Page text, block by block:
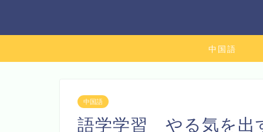
中国語
中国語
語学学習 やる気を出